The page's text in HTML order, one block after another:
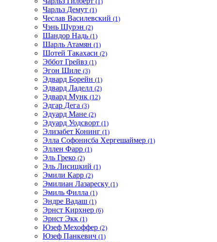
Чарльз Демут (1)
Чеслав Василевский (1)
Чэнь Шурэн (2)
Шандор Надь (1)
Шарль Атамян (1)
Шотей Такахаси (2)
Эббот Грейвз (1)
Эгон Шиле (3)
Эдвард Борейн (1)
Эдвард Ладелл (2)
Эдвард Мунк (12)
Эдгар Дега (3)
Эдуард Мане (2)
Эдуард Уодсворт (1)
Элизабет Конинг (1)
Элла Софонисба Хергешаймер (1)
Эллен Фарр (1)
Эль Греко (2)
Эль Лисицкий (1)
Эмили Карр (2)
Эмилиан Лазареску (1)
Эмиль Филла (1)
Эндре Вадаш (1)
Эрнст Кирхнер (6)
Эрнст Экк (1)
Юзеф Мехоффер (2)
Юзеф Панкевич (1)